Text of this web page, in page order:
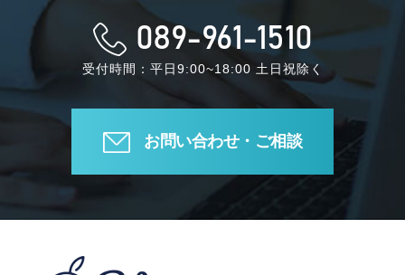
089-961-1510
受付時間：平日9:00~18:00 土日祝除く
お問い合わせ・ご相談